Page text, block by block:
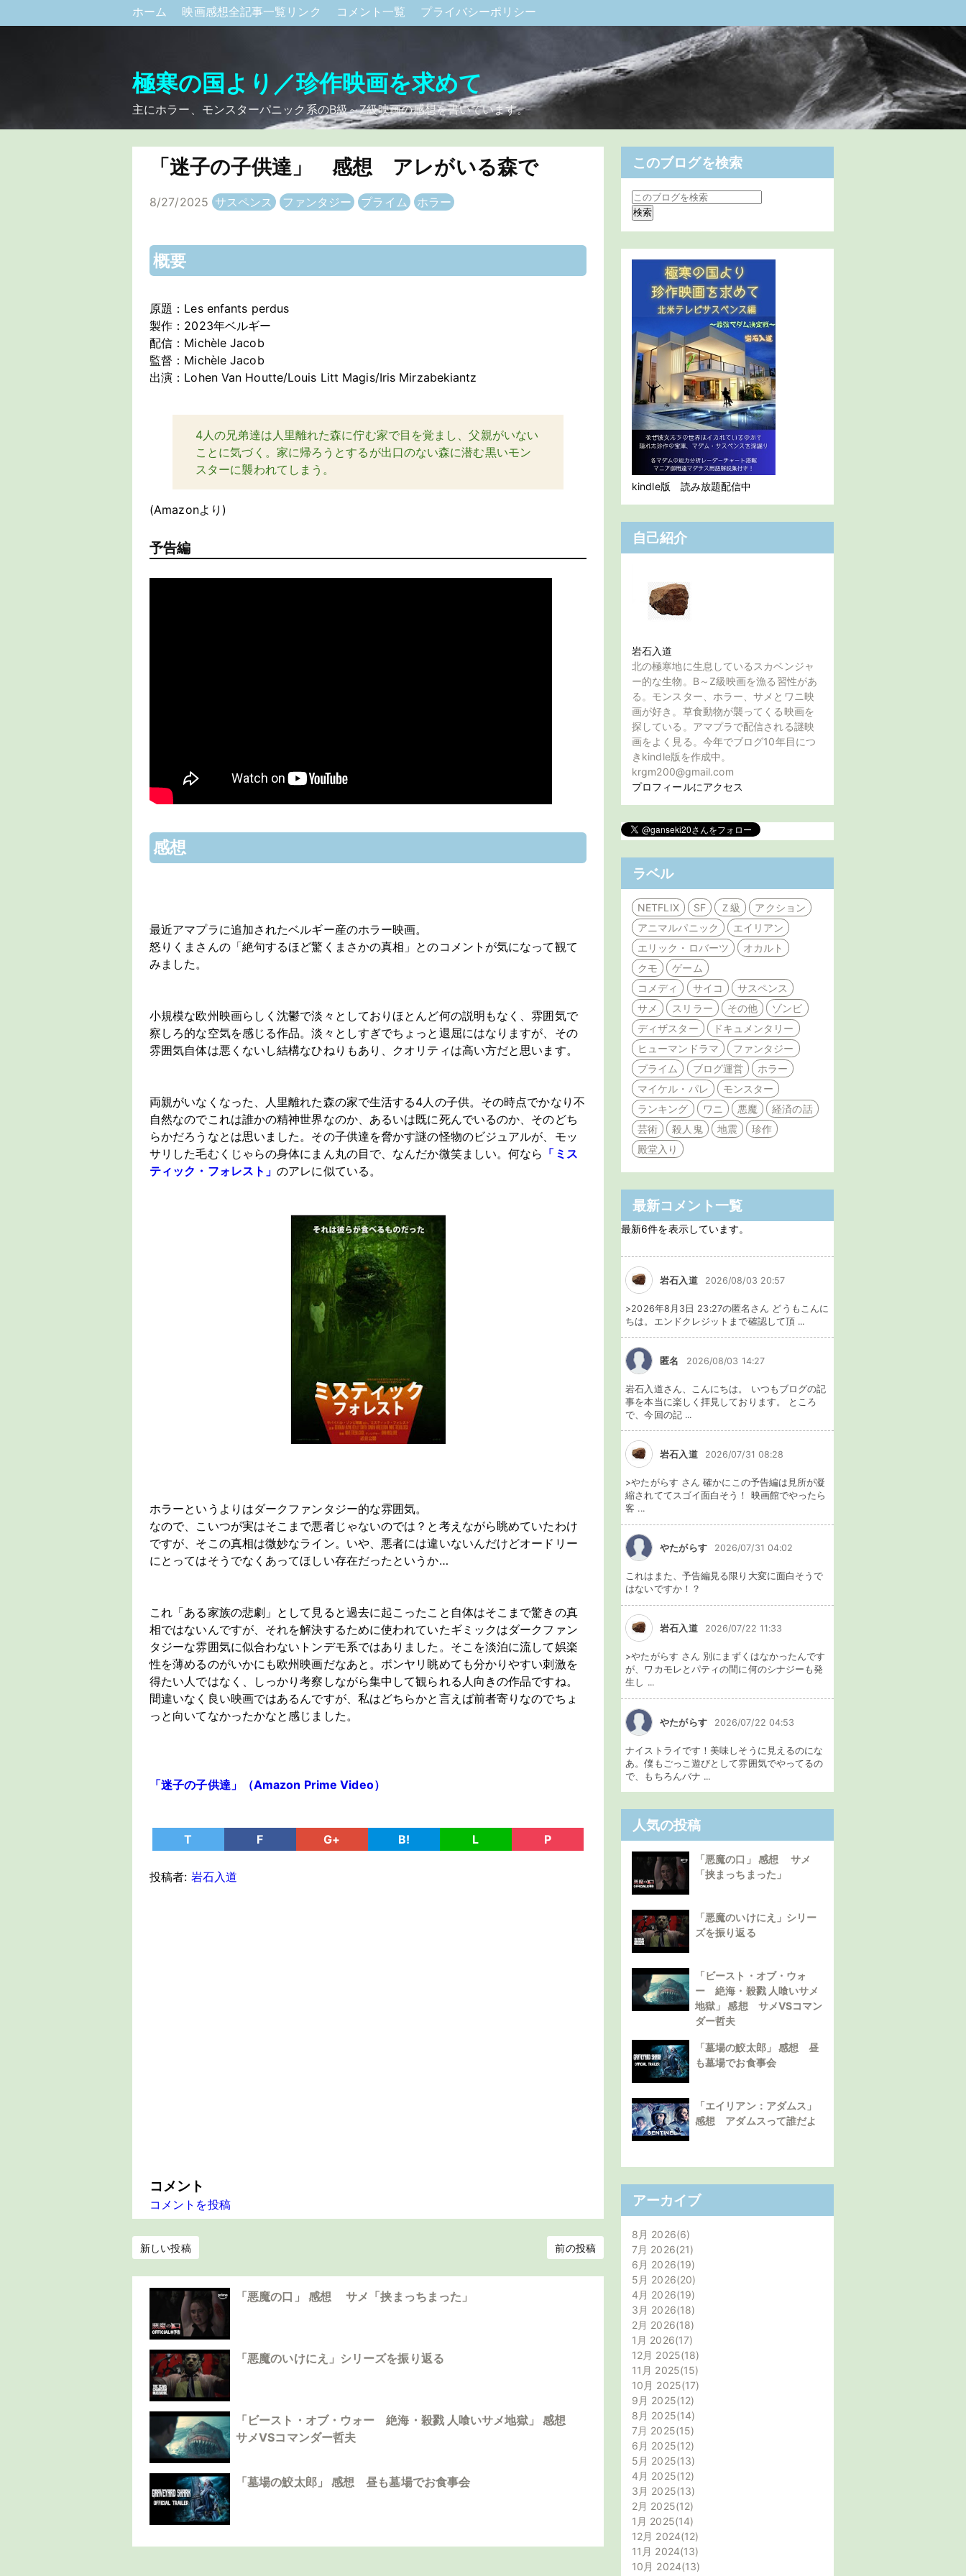
ホーム 映画感想全記事一覧リンク コメント一覧 プライバシーポリシー
極寒の国より／珍作映画を求めて
主にホラー、モンスターパニック系のB級～Z級映画の感想を書いています。
「迷子の子供達」 感想 アレがいる森で
8/27/2025 サスペンス ファンタジー プライム ホラー
概要
原題：Les enfants perdus
製作：2023年ベルギー
配信：Michèle Jacob
監督：Michèle Jacob
出演：Lohen Van Houtte/Louis Litt Magis/Iris Mirzabekiantz
4人の兄弟達は人里離れた森に佇む家で目を覚まし、父親がいない
ことに気づく。家に帰ろうとするが出口のない森に潜む黒いモン
スターに襲われてしまう。
(Amazonより)
予告編
感想
最近アマプラに追加されたベルギー産のホラー映画。
怒りくまさんの「絶句するほど驚くまさかの真相」とのコメントが気になって観て
みました。
小規模な欧州映画らしく沈鬱で淡々としておりほとんど何の説明もなく、雰囲気で
察しろ的な空気を感じる作品。淡々としすぎでちょっと退屈にはなりますが、その
雰囲気自体は悪くないし結構なひねりもあり、クオリティは高い方だと思います。
両親がいなくなった、人里離れた森の家で生活する4人の子供。その時点でかなり不
自然なのでこれは誰かの精神世界なのか、あるいは既に死んでいるのか、そのどち
らかだろうなとは思いました。その子供達を脅かす謎の怪物のビジュアルが、モッ
サリした毛むくじゃらの身体にまん丸の目で、なんだか微笑ましい。何なら 「ミス
ティック・フォレスト」のアレに似ている。
ホラーというよりはダークファンタジー的な雰囲気。
なので、こいつが実はそこまで悪者じゃないのでは？と考えながら眺めていたわけ
ですが、そこの真相は微妙なライン。いや、悪者には違いないんだけどオードリー
にとってはそうでなくあってほしい存在だったというか…
これ「ある家族の悲劇」として見ると過去に起こったこと自体はそこまで驚きの真
相ではないんですが、それを解決するために使われていたギミックはダークファン
タジーな雰囲気に似合わないトンデモ系ではありました。そこを淡泊に流して娯楽
性を薄めるのがいかにも欧州映画だなあと。ボンヤリ眺めても分かりやすい刺激を
得たい人ではなく、しっかり考察しながら集中して観られる人向きの作品ですね。
間違いなく良い映画ではあるんですが、私はどちらかと言えば前者寄りなのでちょ
っと向いてなかったかなと感じました。
「迷子の子供達」（Amazon Prime Video）
T F G+ B! L P
投稿者: 岩石入道
コメント
コメントを投稿
新しい投稿 前の投稿
「悪魔の口」 感想 サメ「挟まっちまった」
「悪魔のいけにえ」シリーズを振り返る
「ビースト・オブ・ウォー 絶海・殺戮 人喰いサメ地獄」 感想
サメVSコマンダー哲夫
「墓場の鮫太郎」 感想 昼も墓場でお食事会
このブログを検索
kindle版 読み放題配信中
自己紹介
岩石入道
北の極寒地に生息しているスカベンジャ
ー的な生物。B～Z級映画を漁る習性があ
る。モンスター、ホラー、サメとワニ映
画が好き。草食動物が襲ってくる映画を
探している。アマプラで配信される謎映
画をよく見る。今年でブログ10年目につ
きkindle版を作成中。
krgm200@gmail.com
プロフィールにアクセス
ラベル
NETFLIX SF Ｚ級
アクション
アニマルパニック
エイリアン
エリック・ロバーツ
オカルト
クモ
ゲーム
コメディ
サイコ
サスペンス
サメ
スリラー その他
ゾンビ
ディザスター
ドキュメンタリー
ヒューマンドラマ
ファンタジー
プライム
ブログ運営
ホラー
マイケル・パレ
モンスター
ランキング
ワニ 悪魔
経済の話
芸術
殺人鬼 地震
珍作
殿堂入り
最新コメント一覧
最新6件を表示しています。
岩石入道 2026/08/03 20:57
>2026年8月3日 23:27の匿名さん どうもこんに
ちは。エンドクレジットまで確認して頂 ...
匿名 2026/08/03 14:27
岩石入道さん、こんにちは。 いつもブログの記
事を本当に楽しく拝見しております。 ところ
で、今回の記 ...
岩石入道 2026/07/31 08:28
>やたがらす さん 確かにこの予告編は見所が凝
縮されててスゴイ面白そう！ 映画館でやったら
客 ...
やたがらす 2026/07/31 04:02
これはまた、予告編見る限り大変に面白そうで
はないですか！？
岩石入道 2026/07/22 11:33
>やたがらす さん 別にまずくはなかったんです
が、ワカモレとパティの間に何のシナジーも発
生し ...
やたがらす 2026/07/22 04:53
ナイストライです！美味しそうに見えるのにな
あ。僕もごっこ遊びとして雰囲気でやってるの
で、もちろんバナ ...
人気の投稿
「悪魔の口」 感想 サメ
「挟まっちまった」
「悪魔のいけにえ」シリー
ズを振り返る
「ビースト・オブ・ウォ
ー 絶海・殺戮 人喰いサメ
地獄」 感想 サメVSコマン
ダー哲夫
「墓場の鮫太郎」 感想 昼
も墓場でお食事会
「エイリアン：アダムス」
感想 アダムスって誰だよ
アーカイブ
8月 2026 6
7月 2026 21
6月 2026 19
5月 2026 20
4月 2026 19
3月 2026 18
2月 2026 18
1月 2026 17
12月 2025 18
11月 2025 15
10月 2025 17
9月 2025 12
8月 2025 14
7月 2025 15
6月 2025 12
5月 2025 13
4月 2025 12
3月 2025 13
2月 2025 12
1月 2025 14
12月 2024 12
11月 2024 13
10月 2024 13